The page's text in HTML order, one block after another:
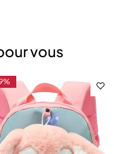
vous